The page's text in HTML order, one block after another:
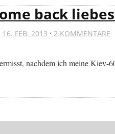
back
16. FEB. 2013 · 2 KOMMENTARE
nachdem ich meine